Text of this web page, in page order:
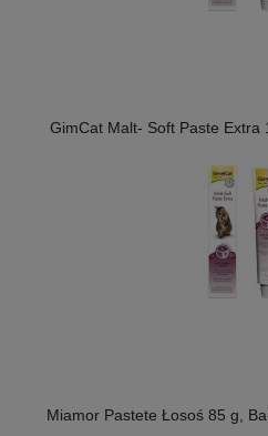
GimCat Malt- Soft Paste Extra
Miamor Pastete Łosoś 85 g,